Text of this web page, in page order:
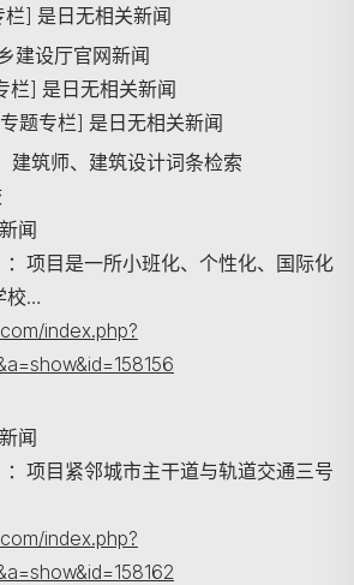
] 是日无相关新闻
建设厅官网新闻
] 是日无相关新闻
题专栏] 是日无相关新闻
建筑师、建筑设计词条检索
闻
项目是一所小班化、个性化、国际化
校…
index.php?
闻
项目紧邻城市主干道与轨道交通三号
index.php?